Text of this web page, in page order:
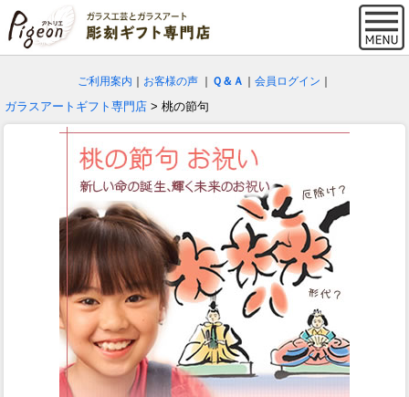
ご利用案内 お客様の声 Ｑ＆Ａ 会員ログイン
ガラスアートギフト専門店 > 桃の節句